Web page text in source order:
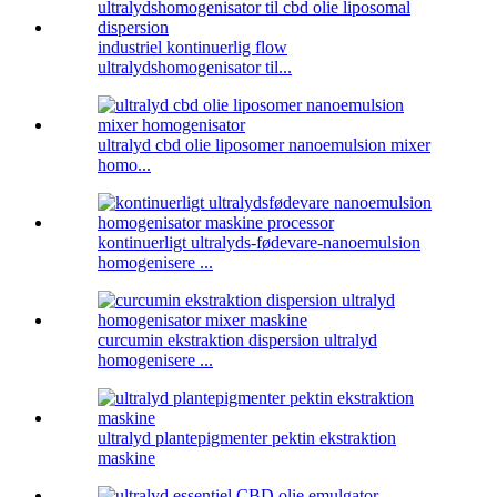
industriel kontinuerlig flow
ultralydshomogenisator til...
ultralyd cbd olie liposomer nanoemulsion mixer
homo...
kontinuerligt ultralyds-fødevare-nanoemulsion
homogenisere ...
curcumin ekstraktion dispersion ultralyd
homogenisere ...
ultralyd plantepigmenter pektin ekstraktion
maskine